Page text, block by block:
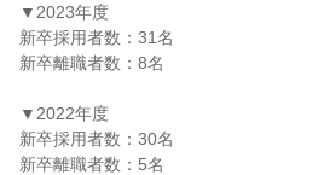
▼2023年度
新卒採用者数：31名
新卒離職者数：8名
▼2022年度
新卒採用者数：30名
新卒離職者数：5名